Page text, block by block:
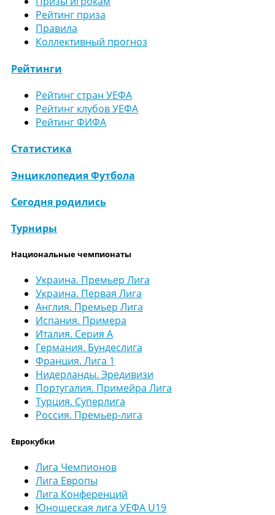
Рейтинг приза
Правила
Коллективный прогноз
Рейтинги
Рейтинг стран УЕФА
Рейтинг клубов УЕФА
Рейтинг ФИФА
Статистика
Энциклопедия Футбола
Сегодня родились
Турниры
Национальные чемпионаты
Украина. Премьер Лига
Украина. Первая Лига
Англия. Премьер Лига
Испания. Примера
Италия. Серия А
Германия. Бундеслига
Франция. Лига 1
Нидерланды. Эредивизи
Португалия. Примейра Лига
Турция. Суперлига
Россия. Премьер-лига
Еврокубки
Лига Чемпионов
Лига Европы
Лига Конференций
Юношеская лига УЕФА U19